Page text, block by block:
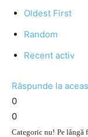
Oldest First
Random
Recent activ
Răspunde la
0
0
Categoric nu! Pe lângă